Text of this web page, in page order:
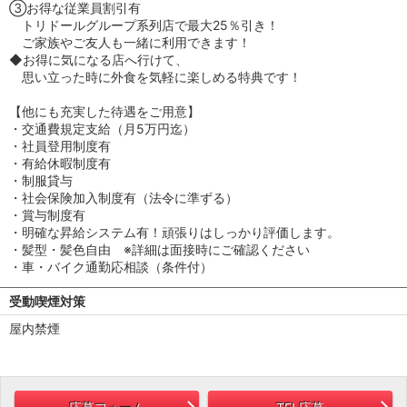
③お得な従業員割引有
トリドールグループ系列店で最大25％引き！
ご家族やご友人も一緒に利用できます！
◆お得に気になる店へ行けて、
思い立った時に外食を気軽に楽しめる特典です！
【他にも充実した待遇をご用意】
・交通費規定支給（月5万円迄）
・社員登用制度有
・有給休暇制度有
・制服貸与
・社会保険加入制度有（法令に準ずる）
・賞与制度有
・明確な昇給システム有！頑張りはしっかり評価します。
・髪型・髪色自由 ※詳細は面接時にご確認ください
・車・バイク通勤応相談（条件付）
受動喫煙対策
屋内禁煙